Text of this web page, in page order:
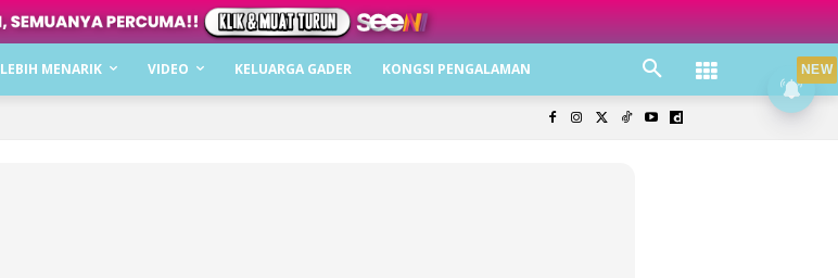
LEBIH MENARIK VIDEO KELUARGA GADER KONGSI PENGALAMAN NEW